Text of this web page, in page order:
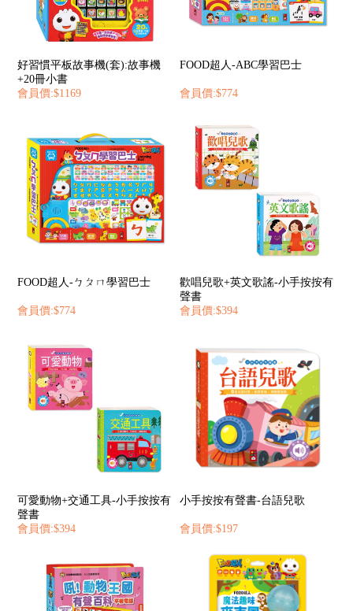
好習慣平板故事機(套):故事機
+20冊小書
會員價:$1169
FOOD超人-ABC學習巴士
會員價:$774
FOOD超人-ㄅㄆㄇ學習巴士
會員價:$774
歡唱兒歌+英文歌謠-小手按按有
聲書
會員價:$394
可愛動物+交通工具-小手按按有
聲書
會員價:$394
小手按按有聲書-台語兒歌
會員價:$197